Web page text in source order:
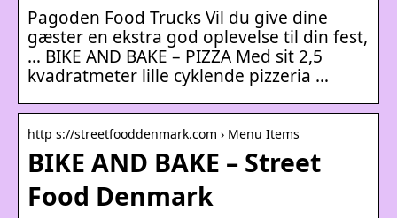
Pagoden Food Trucks Vil du give dine
gæster en ekstra god oplevelse til din fest,
… BIKE AND BAKE – PIZZA Med sit 2,5
kvadratmeter lille cyklende pizzeria …
http s://streetfooddenmark.com › Menu Items
BIKE AND BAKE – Street
Food Denmark